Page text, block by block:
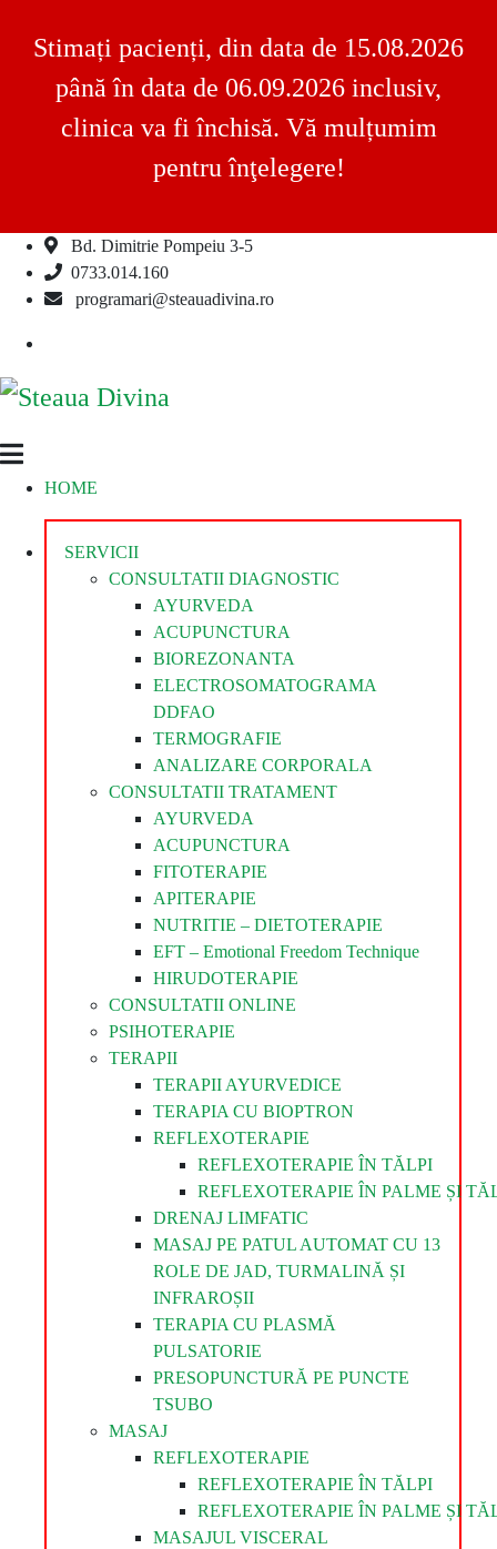
Stimați pacienți, din data de 15.08.2026
până în data de 06.09.2026 inclusiv,
clinica va fi închisă. Vă mulțumim
pentru înţelegere!
Skip
Bd. Dimitrie Pompeiu 3-5
0733.014.160
programari@steauadivina.ro
Steaua
Divina
Clinica
SteauaHOME
SERVICII
CONSULTATII DIAGNOSTIC
AYURVEDA
ACUPUNCTURA
BIOREZONANTA
ELECTROSOMATOGRAMA
DDFAO
TERMOGRAFIE
ANALIZARE CORPORALA
CONSULTATII TRATAMENT
AYURVEDA
ACUPUNCTURA
FITOTERAPIE
APITERAPIE
NUTRITIE – DIETOTERAPIE
EFT – Emotional Freedom Technique
HIRUDOTERAPIE
CONSULTATII ONLINE
PSIHOTERAPIE
TERAPII
TERAPII AYURVEDICE
TERAPIA CU BIOPTRON
REFLEXOTERAPIE
REFLEXOTERAPIE ÎN TĂLPI
REFLEXOTERAPIE ÎN PALME ȘI
DRENAJ LIMFATIC
MASAJ PE PATUL AUTOMAT CU 13
ROLE DE JAD, TURMALINĂ ȘI
INFRAROȘII
TERAPIA CU PLASMĂ
PULSATORIE
PRESOPUNCTURĂ PE PUNCTE
TSUBO
MASAJ
REFLEXOTERAPIE
REFLEXOTERAPIE ÎN TĂLPI
REFLEXOTERAPIE ÎN PALME ȘI
MASAJUL VISCERAL